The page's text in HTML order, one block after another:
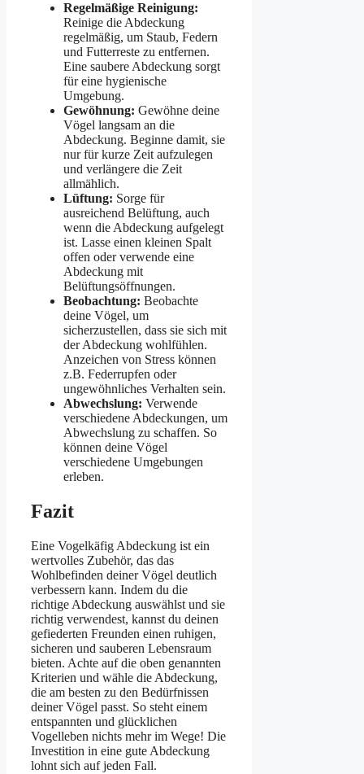
Regelmäßige Reinigung:
Reinige die Abdeckung
regelmäßig, um Staub, Federn
und Futterreste zu entfernen.
Eine saubere Abdeckung sorgt
für eine hygienische
Umgebung.
Gewöhnung: Gewöhne deine
Vögel langsam an die
Abdeckung. Beginne damit, sie
nur für kurze Zeit aufzulegen
und verlängere die Zeit
allmählich.
Lüftung: Sorge für
ausreichend Belüftung, auch
wenn die Abdeckung aufgelegt
ist. Lasse einen kleinen Spalt
offen oder verwende eine
Abdeckung mit
Belüftungsöffnungen.
Beobachtung: Beobachte
deine Vögel, um
sicherzustellen, dass sie sich mit
der Abdeckung wohlfühlen.
Anzeichen von Stress können
z.B. Federrupfen oder
ungewöhnliches Verhalten sein.
Abwechslung: Verwende
verschiedene Abdeckungen, um
Abwechslung zu schaffen. So
können deine Vögel
verschiedene Umgebungen
erleben.
Fazit
Eine Vogelkäfig Abdeckung ist ein
wertvolles Zubehör, das das
Wohlbefinden deiner Vögel deutlich
verbessern kann. Indem du die
richtige Abdeckung auswählst und sie
richtig verwendest, kannst du deinen
gefiederten Freunden einen ruhigen,
sicheren und sauberen Lebensraum
bieten. Achte auf die oben genannten
Kriterien und wähle die Abdeckung,
die am besten zu den Bedürfnissen
deiner Vögel passt. So steht einem
entspannten und glücklichen
Vogelleben nichts mehr im Wege! Die
Investition in eine gute Abdeckung
lohnt sich auf jeden Fall.